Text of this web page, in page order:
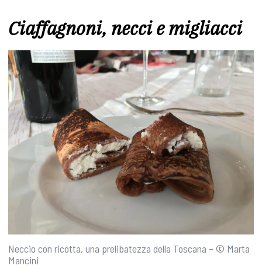
Ciaffagnoni, necci e migliacci
Neccio con ricotta, una prelibatezza della Toscana – © Marta
Mancini